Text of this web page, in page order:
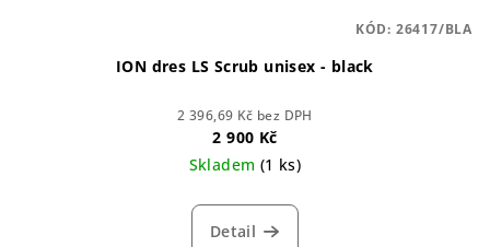
ION dres LS Scrub unisex - black
2 396,69 Kč bez DPH
2 900 Kč
Skladem (1 ks)
Detail
KÓD: 26417/BLA